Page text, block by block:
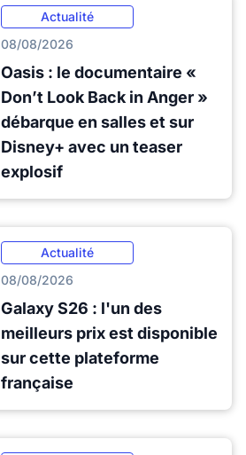
Actualité
08/08/2026
Oasis : le documentaire «
Don’t Look Back in Anger »
débarque en salles et sur
Disney+ avec un teaser
explosif
Actualité
08/08/2026
Galaxy S26 : l'un des
meilleurs prix est disponible
sur cette plateforme
française